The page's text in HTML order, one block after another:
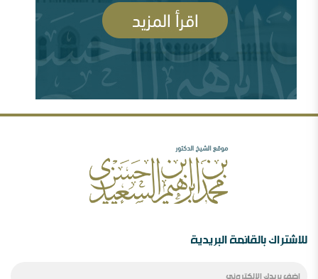
شبهات عن الغلو عند السلفيين . ومنه مقتضبات من مقالات
سابقة
السلفية والصوفية: نصح بعلم وحكم بعدل
الصحوة بين الانحراف عنها والانحراف بها..ورقة د.محمد
رأيي فيما صدر عن الشيخ سعد الشثري تجاه داعش (
77970 مشاهدة )
مهرجان جروزني بين المؤتمر والمؤامرة ( 77605
مشاهدة )
للاشتراك بالقائمة البريدية